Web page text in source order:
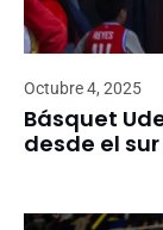
Octubre 4, 2025
Básquet
desde el